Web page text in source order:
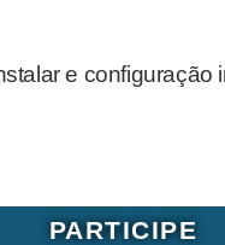
e configuração
PARTICIPE